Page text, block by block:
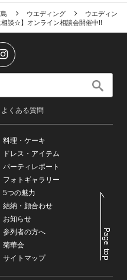
ウエディング
ウエディン
相談☆】オンライン相談会開催中!!
よくある質問
料理・ケーキ
ドレス・アイテム
パーティレポート
フォトギャラリー
5つの魅力
結納・顔合わせ
お知らせ
参列者の方へ
菊華会
サイトマップ